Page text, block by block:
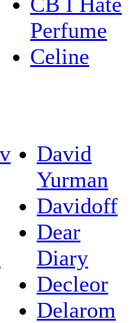
Perfume
Celine
David
Yurman
Davidoff
Dear
Diary
Decleor
Delarom